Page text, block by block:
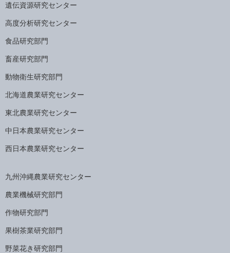
遺伝資源研究センター
高度分析研究センター
食品研究部門
畜産研究部門
動物衛生研究部門
北海道農業研究センター
東北農業研究センター
中日本農業研究センター
西日本農業研究センター
九州沖縄農業研究センター
農業機械研究部門
作物研究部門
果樹茶業研究部門
野菜花き研究部門